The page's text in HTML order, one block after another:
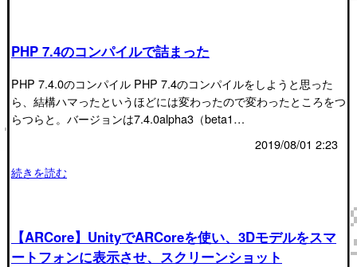
PHP 7.4のコンパイルで詰まった
PHP 7.4.0のコンパイル PHP 7.4のコンパイルをしようと思った
ら、結構ハマったというほどには変わったので変わったところをつ
らつらと。バージョンは7.4.0alpha3（beta1…
2019/08/01 2:23
続きを読む
【ARCore】UnityでARCoreを使い、3Dモデルをスマ
ートフォンに表示させ、スクリーンショット